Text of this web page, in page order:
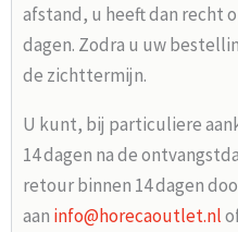
afstand, u heeft dan recht
dagen. Zodra u uw
de zichttermijn.
U kunt, bij particuliere
14 dagen na de
retour binnen 14 dagen
aan info@horecaoutlet.nl